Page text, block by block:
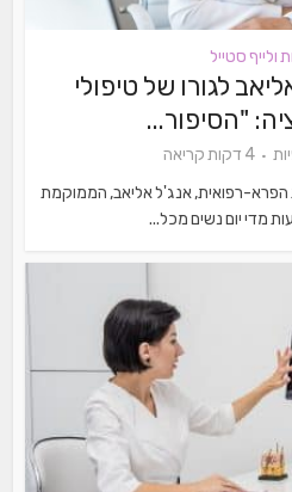
ולייף סטייל
לגורו של טיפולי
"הסיפור...
4 דקות קריאה
רפואית, אנג'ל אליאב, הממוקמת
מדי יום נשים מכל...